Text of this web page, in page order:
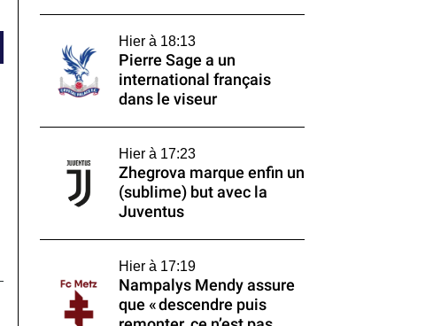
Hier à 18:13
Pierre Sage a un
international français
dans le viseur
Hier à 17:23
Zhegrova marque enfin un
(sublime) but avec la
Juventus
Hier à 17:19
Nampalys Mendy assure
que « descendre puis